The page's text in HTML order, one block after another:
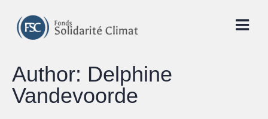
content
Author: Delphine
Vandevoorde